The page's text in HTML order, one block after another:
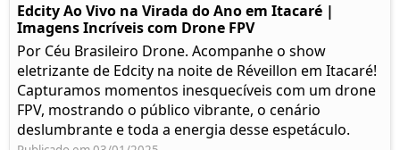
Edcity Ao Vivo na Virada do Ano em Itacaré |
Imagens Incríveis com Drone FPV
Por Céu Brasileiro Drone. Acompanhe o show
eletrizante de Edcity na noite de Réveillon em Itacaré!
Capturamos momentos inesquecíveis com um drone
FPV, mostrando o público vibrante, o cenário
deslumbrante e toda a energia desse espetáculo.